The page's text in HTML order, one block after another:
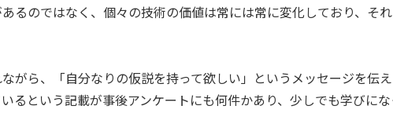
るのではなく、個々の技術の価値は常には常に変化しており、そ
がら、「自分なりの仮説を持って欲しい」というメッセージを伝
るという記載が事後アンケートにも何件かあり、少しでも学びに